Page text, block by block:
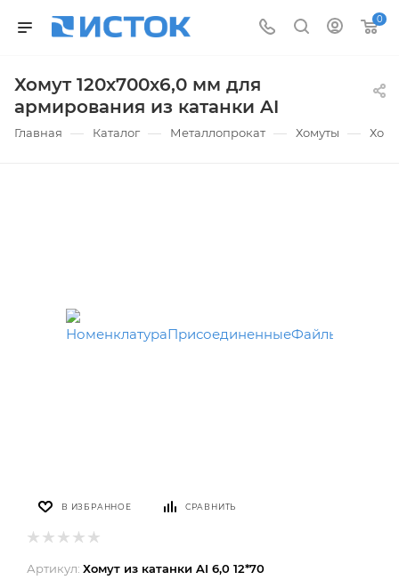
0
Хомут 120х700х6,0 мм для
армирования из катанки AI
Главная — Каталог — Металлопрокат — Хомуты —
В ИЗБРАННОЕ СРАВНИТЬ
Артикул: Хомут из катанки AI 6,0 12*70